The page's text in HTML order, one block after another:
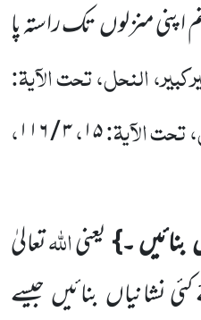
منزلوںتک راستہ پا
النحل، تحت الآیۃ:
تحت الآیۃ:۱۵،۳ / ۱۱۶
،
بنائیں ۔}یعنیاللّٰہتعالیٰ
کئی نشانیاںبنائیںجیسے